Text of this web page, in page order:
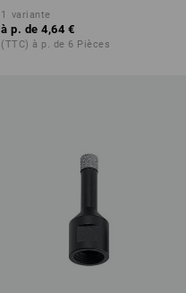
1 variante
à p. de 4,64 €
(TTC) à p. de 6 Pièces